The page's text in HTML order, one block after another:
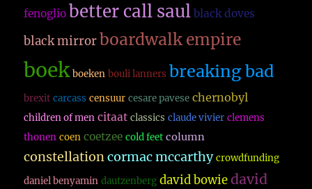
fenoglio better call saul black doves
black mirror boardwalk empire
boek boeken bouli lanners breaking bad
brexit carcass censuur cesare pavese chernobyl
children of men citaat classics claude vivier clemens
thonen coen coetzee cold feet column
constellationcormac mccarthy crowdfunding
daniel benyamin dautzenberg david bowie david